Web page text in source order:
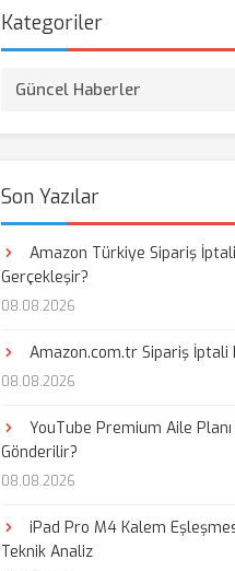
Kategoriler
Güncel Haberler
Son Yazılar
Amazon Türkiye Sipariş
Gerçekleşir?
08.08.2026
Amazon.com.tr Sipariş İptali
08.08.2026
YouTube Premium Aile
Gönderilir?
08.08.2026
iPad Pro M4 Kalem
Teknik Analiz